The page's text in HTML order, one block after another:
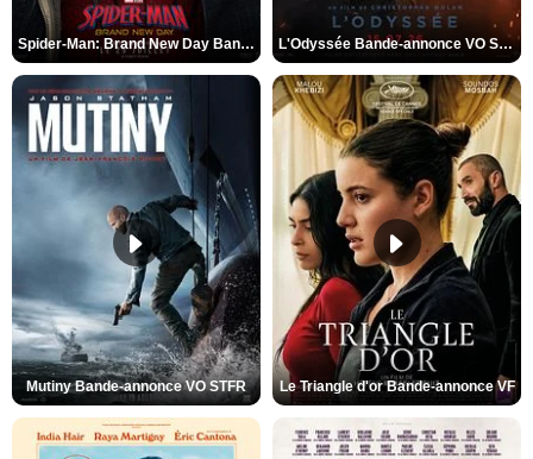
Spider-Man: Brand New Day Bande-annonce VO STFR L'Odyssée Bande-annonce VO STFR
Mutiny Bande-annonce VO STFR Le Triangle d'or Bande-annonce VF